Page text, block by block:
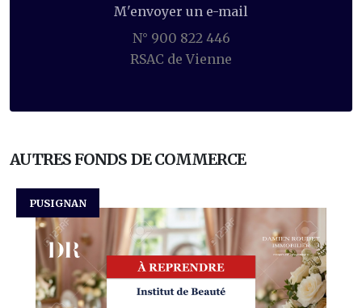
M'envoyer un e-mail
N° 900 822 446
RSAC de Vienne
AUTRES FONDS DE COMMERCE
PUSIGNAN